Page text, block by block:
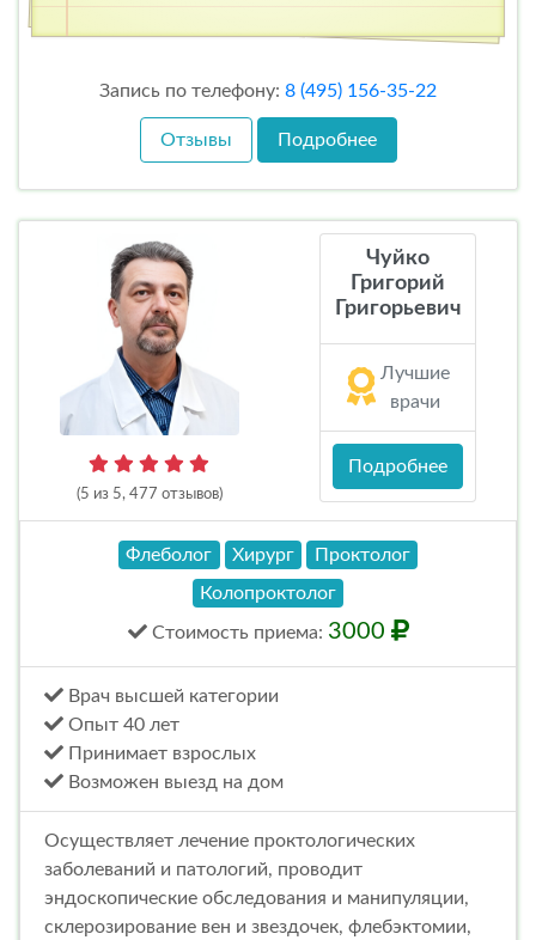
Запись по телефону: 8 (495) 156-35-22
Отзывы Подробнее
(5 из 5, 477 отзывов)
Чуйко
Григорий
Григорьевич
Лучшие
врачи
Подробнее
Флеболог Хирург
Проктолог
Колопроктолог
Стоимость приема: 3000
Врач высшей категории
Опыт 40 лет
Принимает взрослых
Возможен выезд на дом
Осуществляет лечение проктологических
заболеваний и патологий, проводит
эндоскопические обследования и манипуляции,
склерозирование вен и звездочек, флебэктомии,